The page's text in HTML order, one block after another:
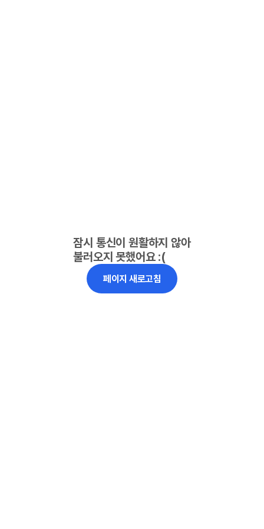
잠시 통신이 원활하지 않아
불러오지 못했어요 :(
페이지 새로고침